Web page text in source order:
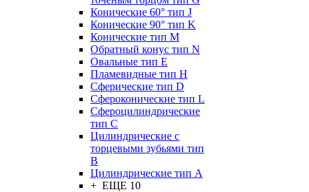
Конические 60° тип J
Конические 90° тип K
Конические тип M
Обратный конус тип N
Овальные тип E
Пламевидные тип H
Сферические тип D
Сфероконические тип L
Сфероцилиндрические
тип C
Цилиндрические с
торцевыми зубьями тип
B
Цилиндрические тип А
+ ЕЩЕ 10